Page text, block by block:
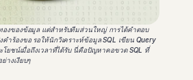
องของข้อมูล แต่สำหรับทีมส่วนใหญ่ การได้คำตอบ
ำร้องขอ รอให้นักวิเคราะห์ข้อมูล SQL เขียน Query
โยชน์เมื่อถึงเวลาที่ได้รับ นี่คือปัญหาคอขวด SQL ที่
างเงียบๆ